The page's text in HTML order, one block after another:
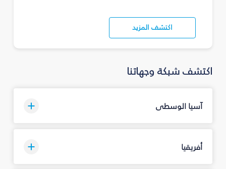
اكتشف المزيد
اكتشف شبكة وجهاتنا
آسيا الوسطى
أفريقيا